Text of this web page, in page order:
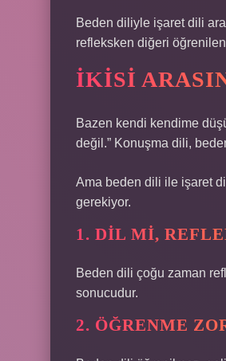
Beden diliyle işaret dili
refleksken diğeri
İKISI
Bazen kendi kendime
değil.” Konuşma dili,
Ama beden dili ile işaret
gerekiyor.
1. DIL MI,
Beden dili çoğu zaman
sonucudur.
2. ÖĞRENME